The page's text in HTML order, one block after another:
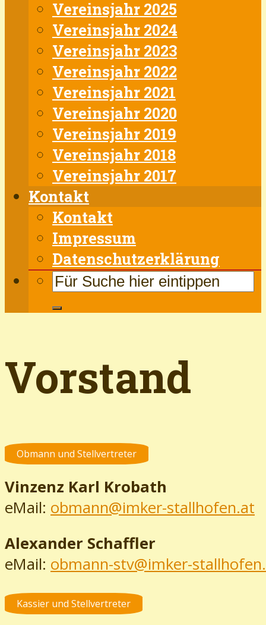
Vereinsjahr 2025
Vereinsjahr 2024
Vereinsjahr 2023
Vereinsjahr 2022
Vereinsjahr 2021
Vereinsjahr 2020
Vereinsjahr 2019
Vereinsjahr 2018
Vereinsjahr 2017
Kontakt
Kontakt
Impressum
Datenschutzerklärung
Vorstand
Obmann und Stellvertreter
Vinzenz Karl Krobath
eMail: obmann@imker-stallhofen.at
Alexander Schaffler
eMail: obmann-stv@imker-
Kassier und Stellvertreter